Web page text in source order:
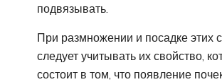
подвязывать.
При размножении и посадке этих
следует учитывать их свойство,
состоит в том, что появление